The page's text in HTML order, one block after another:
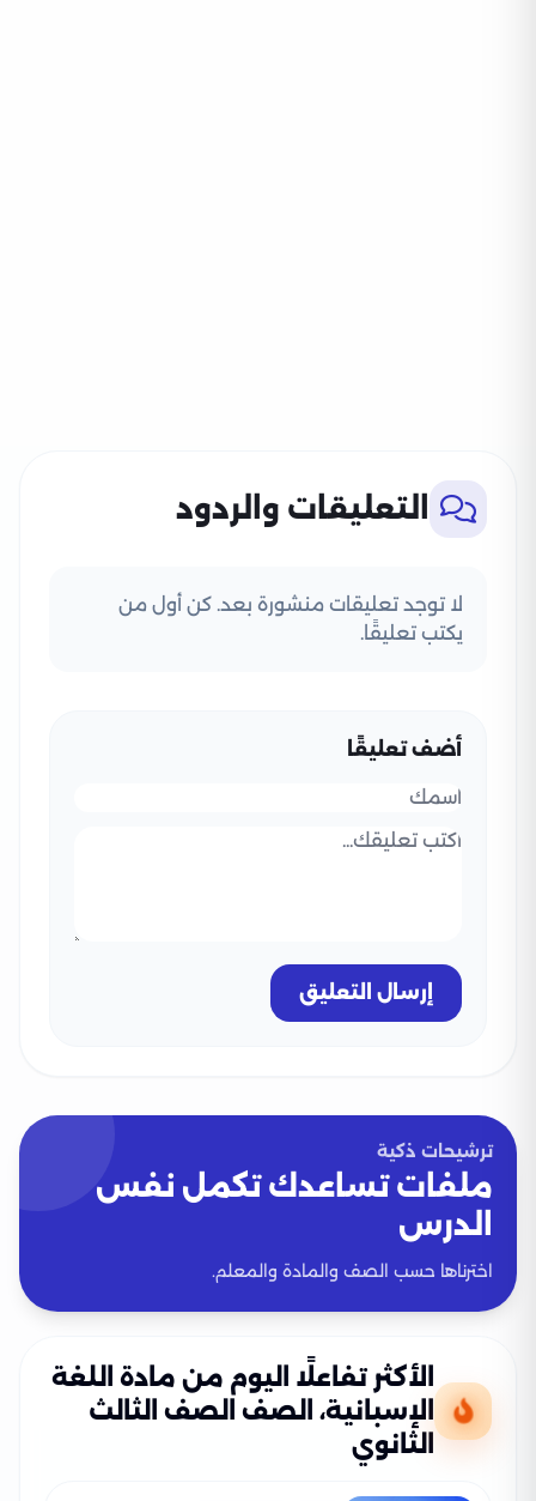
التعليقات والردود
لا توجد تعليقات منشورة بعد. كن أول من
يكتب تعليقًا.
أضف تعليقًا
إرسال التعليق
ترشيحات ذكية
ملفات تساعدك تكمل نفس
الدرس
اخترناها حسب الصف والمادة والمعلم.
الأكثر تفاعلًا اليوم من مادة اللغة
الإسبانية، الصف الصف الثالث
الثانوي